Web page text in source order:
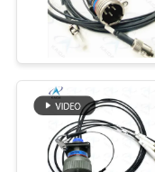
VISITE
DE
L'USINE
CONTRÔLE